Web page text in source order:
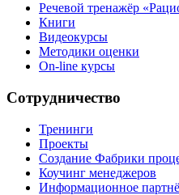
Речевой тренажёр
Книги
Видеокурсы
Методики оценки
On-line курсы
Сотрудничество
Тренинги
Проекты
Создание Фабрики
Коучинг менеджеров
Информационное